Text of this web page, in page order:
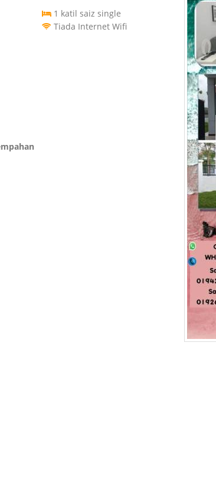
1 katil saiz single
Tiada Internet Wifi